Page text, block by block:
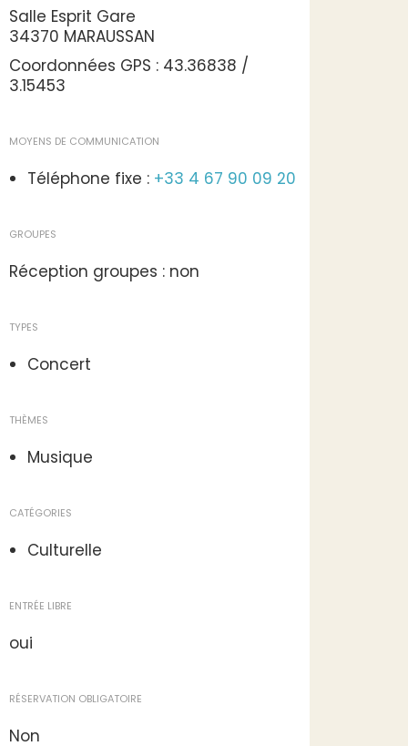
Salle Esprit Gare
34370 MARAUSSAN
Coordonnées GPS : 43.36838 /
3.15453
MOYENS DE COMMUNICATION
Téléphone fixe : +33 4 67 90 09 20
GROUPES
Réception groupes : non
TYPES
Concert
THÈMES
Musique
CATÉGORIES
Culturelle
ENTRÉE LIBRE
oui
RÉSERVATION OBLIGATOIRE
Non